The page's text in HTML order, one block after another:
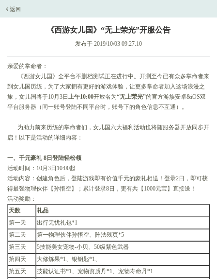
《西游女儿国》“无上荣光”开服公告
发布于 2019/10/03 09:27:10
亲爱的掌命者：
《西游女儿国》全平台不删档测试正在进行中。开测至今已有众多掌命者来
到女儿国历练，为了大家拥有更好的游戏体验，让更多掌命者加入这场浪漫之
旅，女儿国将于10月3日 上午10:00开放名为“无上荣光”的官方游族安卓&iOS双
平台服务器（同一账号登陆不同平台时，账号下的角色信息不互通）。
为助力前来历练的掌命者们，女儿国六大福利活动也将随服务器开放同步开
启！以下是活动的详细内容：
一、千元豪礼 8日登陆轻松领
活动时间：10月3日10:00起
活动内容：创建角色后，登陆游戏即有价值千元的豪礼相送！登录2日，即可获
得最强物理伙伴【孙悟空】；累计登录8日，更有共【1000元宝】直接送！
活动奖励：
天数
礼品
第一天
出行无忧礼包*1
第二天
第一物理伙伴孙悟空、阵法残页*5
第三天
5技能美女宠物-小贝、50级紫色武器
第四天
大修炼果*1、银钥匙*1、
第五天
技能认证书*1、宠物资质丹*1、宠物寿命丹*1